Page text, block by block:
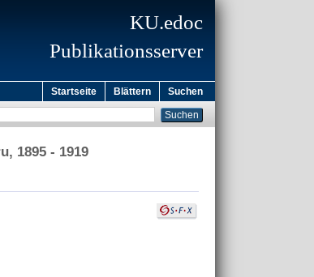
KU.edoc
Publikationsserver
Startseite Blättern Suchen
1895 - 1919